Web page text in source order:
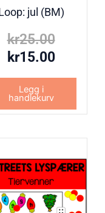
jul (BM)
kr25.00
kr15.00
Legg i
handlekurv